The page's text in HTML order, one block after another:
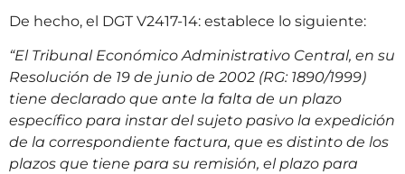
De hecho, el DGT V2417-14: establece lo siguiente:
“El Tribunal Económico Administrativo Central, en su
Resolución de 19 de junio de 2002 (RG: 1890/1999)
tiene declarado que ante la falta de un plazo
específico para instar del sujeto pasivo la expedición
de la correspondiente factura, que es distinto de los
plazos que tiene para su remisión, el plazo para